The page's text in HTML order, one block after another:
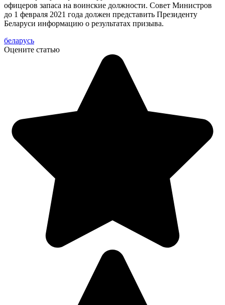
офицеров запаса на воинские должности. Совет Министров
до 1 февраля 2021 года должен представить Президенту
Беларуси информацию о результатах призыва.
беларусь
Оцените статью